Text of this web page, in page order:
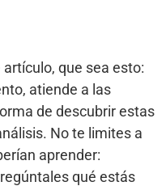
que sea esto:
atiende a las
de descubrir estas
No te limites a
aprender:
qué estás